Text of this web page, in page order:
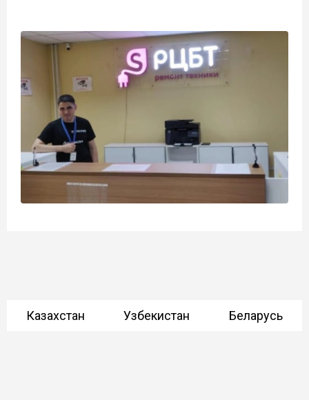
Казахстан Узбекистан Беларусь